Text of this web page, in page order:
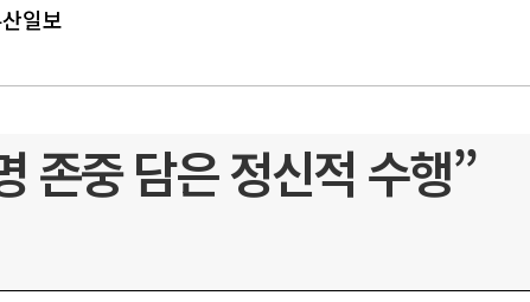
일보
존중 담은 정신적 수행”